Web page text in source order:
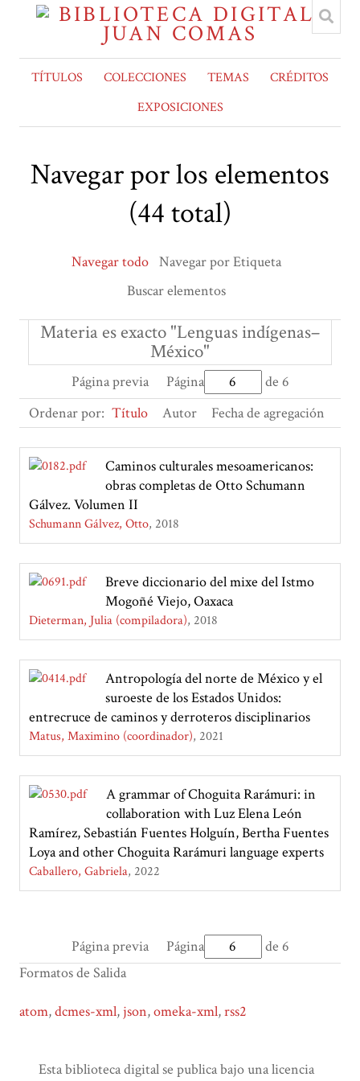
TÍTULOS COLECCIONES TEMAS
CRÉDITOS
EXPOSICIONES
Navegar por los elementos
(44 total)
Navegar todo Navegar por Etiqueta
Buscar elementos
Materia es exacto "Lenguas indígenas–
México"
Página previa Página
de 6
Ordenar por: Título Autor Fecha de agregación
Caminos culturales mesoamericanos:
obras completas de Otto Schumann
Gálvez. Volumen II
Schumann Gálvez, Otto 2018
Breve diccionario del mixe del Istmo
Mogoñé Viejo, Oaxaca
Dieterman, Julia (compiladora) 2018
Antropología del norte de México y el
suroeste de los Estados Unidos:
entrecruce de caminos y derroteros disciplinarios
Matus, Maximino (coordinador) 2021
A grammar of Choguita Rarámuri: in
collaboration with Luz Elena León
Ramírez, Sebastián Fuentes Holguín, Bertha Fuentes
Loya and other Choguita Rarámuri language experts
Caballero, Gabriela 2022
Página previa Página
de 6
Formatos de Salida
atom,dcmes-xml, json,omeka-xml,rss2
Esta biblioteca digital se publica bajo una licencia